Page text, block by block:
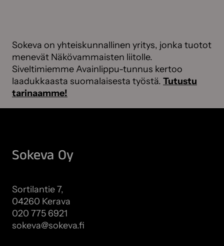
Sokeva on yhteiskunnallinen yritys, jonka tuotot
menevät Näkövammaisten liitolle.
Siveltimiemme Avainlippu-tunnus kertoo
laadukkaasta suomalaisesta työstä. Tutustu
tarinaamme!
Sokeva Oy
Sortilantie 7,
04260 Kerava
020 775 6921
sokeva@sokeva.fi